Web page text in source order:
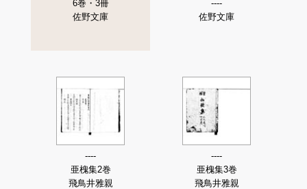
6巻・3冊
佐野文庫
----
佐野文庫
----
亜槐集2巻
飛鳥井雅親
----
亜槐集3巻
飛鳥井雅親